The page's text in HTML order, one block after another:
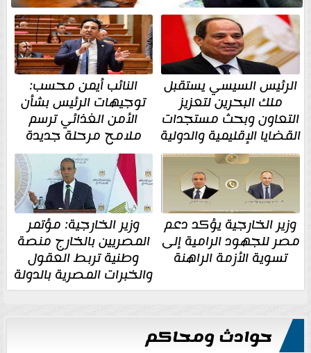
الرئيس السيسي يستقبل
ملك البحرين لتعزيز
التعاون وبحث مستجدات
القضايا الإقليمية والدولية
النائب أيمن محسب:
توجيهات الرئيس بشأن
الأمن الغذائي ترسم
ملامح مرحلة جديدة
وزير الخارجية يؤكد دعم
مصر للجهود الرامية إلى
تسوية الأزمة الراهنة
وزير الخارجية: مؤتمر
المصريين بالخارج منصة
وطنية تربط العقول
والخبرات المصرية بالدولة
حوادث ومحاكم